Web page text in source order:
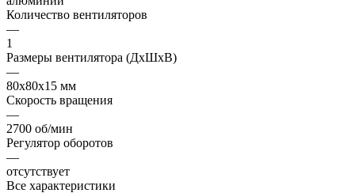
Количество вентиляторов
—
1
Размеры вентилятора (ДхШхВ)
—
80x80x15 мм
Скорость вращения
—
2700 об/мин
Регулятор оборотов
—
отсутствует
Все характеристики